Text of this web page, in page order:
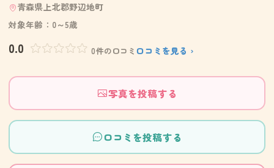
青森県上北郡野辺地町
対象年齢：0～5歳
0.0 0件の口コミ 口コミを見る ›
写真を投稿する
口コミを投稿する